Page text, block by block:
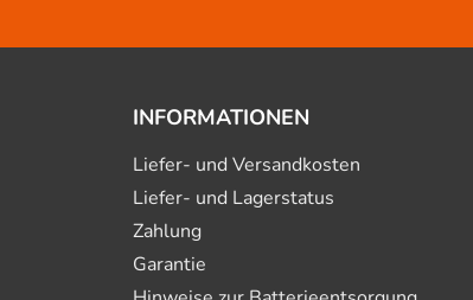
INFORMATIONEN
Liefer- und Versandkosten
Liefer- und Lagerstatus
Zahlung
Garantie